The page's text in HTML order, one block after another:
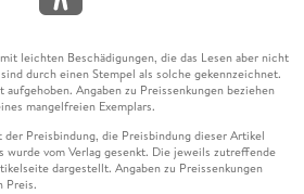
leichten Beschädigungen, die das Lesen aber nicht
durch einen Stempel als solche gekennzeichnet.
Angaben zu Preissenkungen beziehen
mangelfreien Exemplars.
Preisbindung, die Preisbindung dieser Artikel
wurde vom Verlag gesenkt. Die jeweils zutreffende
dargestellt. Angaben zu Preissenkungen
Preis.